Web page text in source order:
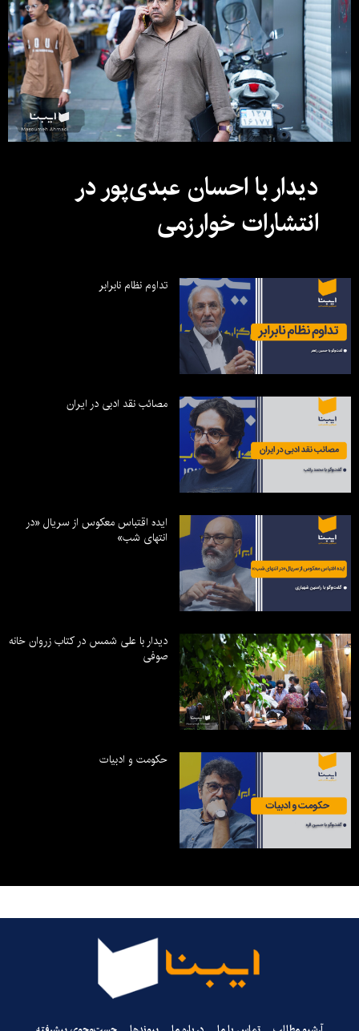
دیدار با احسان عبدی‌پور در
انتشارات خوارزمی
تداوم نظام نابرابر
مصائب نقد ادبی در ایران
ایده اقتباس معکوس از سریال «در
انتهای شب»
دیدار با علی شمس در کتاب زروان خانه
صوفی
حکومت و ادبیات